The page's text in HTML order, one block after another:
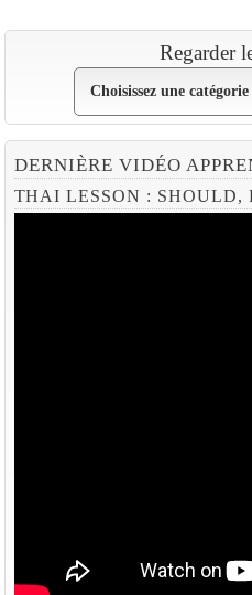
Regarder
DERNIÈRE VIDÉO
THAI LESSON : SHOULD,